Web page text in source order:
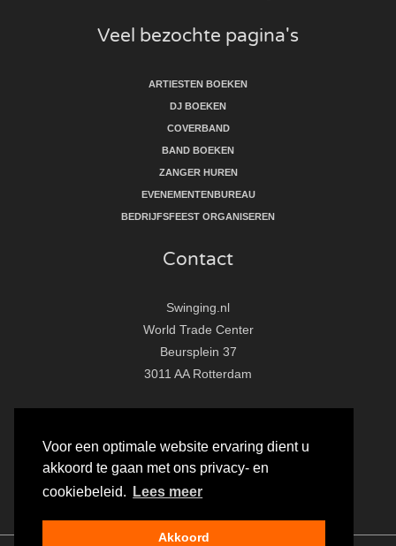
Voor een optimale website ervaring dient u
akkoord te gaan met ons privacy- en
cookiebeleid.
Lees meer
Akkoord
Veel bezochte pagina's
ARTIESTEN BOEKEN
DJ BOEKEN
COVERBAND
BAND BOEKEN
ZANGER HUREN
EVENEMENTENBUREAU
BEDRIJFSFEEST ORGANISEREN
Contact
Swinging.nl
World Trade Center
Beursplein 37
3011 AA Rotterdam
E:
info@swinging.nl
F
a
c
I
n
s
o